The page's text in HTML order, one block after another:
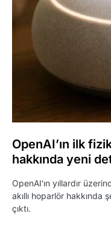
OpenAI’ın ilk
hakkında yeni
OpenAI'ın yıllardır
akıllı hoparlör
çıktı.